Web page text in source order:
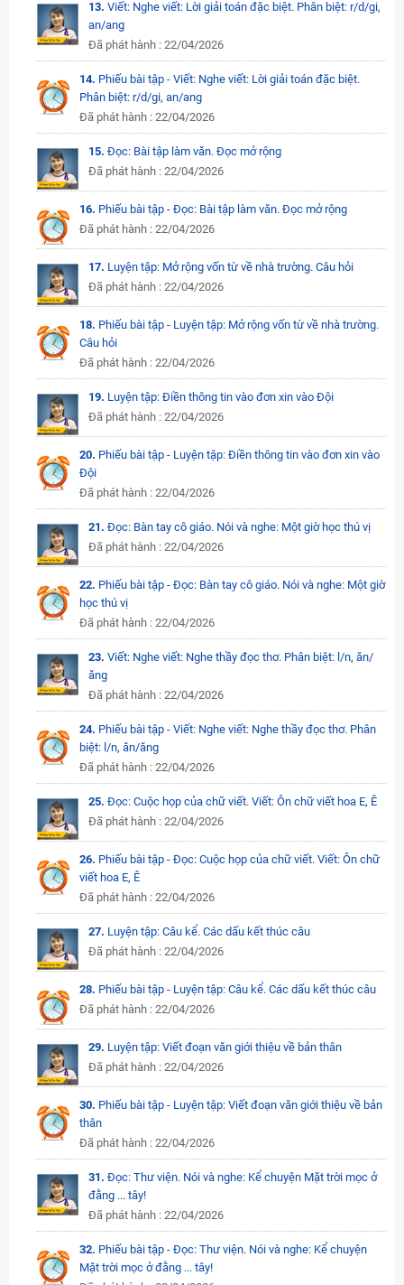
13. Viết: Nghe viết: Lời giải toán đặc biệt. Phân biệt: r/d/gi,
an/ang
Đã phát hành : 22/04/2026
14. Phiếu bài tập - Viết: Nghe viết: Lời giải toán đặc biệt.
Phân biệt: r/d/gi, an/ang
Đã phát hành : 22/04/2026
15. Đọc: Bài tập làm văn. Đọc mở rộng
Đã phát hành : 22/04/2026
16. Phiếu bài tập - Đọc: Bài tập làm văn. Đọc mở rộng
Đã phát hành : 22/04/2026
17. Luyện tập: Mở rộng vốn từ về nhà trường. Câu hỏi
Đã phát hành : 22/04/2026
18. Phiếu bài tập - Luyện tập: Mở rộng vốn từ về nhà trường.
Câu hỏi
Đã phát hành : 22/04/2026
19. Luyện tập: Điền thông tin vào đơn xin vào Đội
Đã phát hành : 22/04/2026
20. Phiếu bài tập - Luyện tập: Điền thông tin vào đơn xin vào
Đội
Đã phát hành : 22/04/2026
21. Đọc: Bàn tay cô giáo. Nói và nghe: Một giờ học thú vị
Đã phát hành : 22/04/2026
22. Phiếu bài tập - Đọc: Bàn tay cô giáo. Nói và nghe: Một giờ
học thú vị
Đã phát hành : 22/04/2026
23. Viết: Nghe viết: Nghe thầy đọc thơ. Phân biệt: l/n, ăn/
ăng
Đã phát hành : 22/04/2026
24. Phiếu bài tập - Viết: Nghe viết: Nghe thầy đọc thơ. Phân
biệt: l/n, ăn/ăng
Đã phát hành : 22/04/2026
25. Đọc: Cuộc họp của chữ viết. Viết: Ôn chữ viết hoa E, Ê
Đã phát hành : 22/04/2026
26. Phiếu bài tập - Đọc: Cuộc họp của chữ viết. Viết: Ôn chữ
viết hoa E, Ê
Đã phát hành : 22/04/2026
27. Luyện tập: Câu kể. Các dấu kết thúc câu
Đã phát hành : 22/04/2026
28. Phiếu bài tập - Luyện tập: Câu kể. Các dấu kết thúc câu
Đã phát hành : 22/04/2026
29. Luyện tập: Viết đoạn văn giới thiệu về bản thân
Đã phát hành : 22/04/2026
30. Phiếu bài tập - Luyện tập: Viết đoạn văn giới thiệu về bản
thân
Đã phát hành : 22/04/2026
31. Đọc: Thư viện. Nói và nghe: Kể chuyện Mặt trời mọc ở
đằng ... tây!
Đã phát hành : 22/04/2026
32. Phiếu bài tập - Đọc: Thư viện. Nói và nghe: Kể chuyện
Mặt trời mọc ở đằng ... tây!